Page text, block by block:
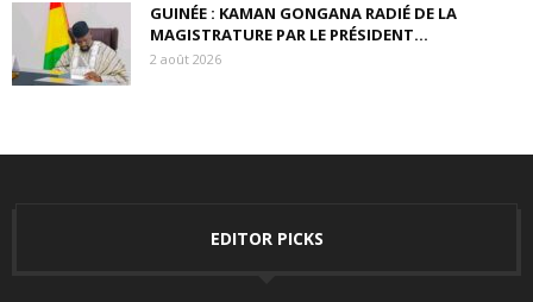
GUINÉE : KAMAN GONGANA RADIÉ DE LA
MAGISTRATURE PAR LE PRÉSIDENT...
2 août 2026
EDITOR PICKS